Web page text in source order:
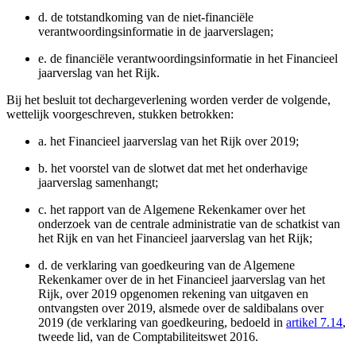
d. de totstandkoming van de niet-financiële
verantwoordingsinformatie in de jaarverslagen;
e. de financiële verantwoordingsinformatie in het Financieel
jaarverslag van het Rijk.
Bij het besluit tot dechargeverlening worden verder de volgende,
wettelijk voorgeschreven, stukken betrokken:
a. het Financieel jaarverslag van het Rijk over 2019;
b. het voorstel van de slotwet dat met het onderhavige
jaarverslag samenhangt;
c. het rapport van de Algemene Rekenkamer over het
onderzoek van de centrale administratie van de schatkist van
het Rijk en van het Financieel jaarverslag van het Rijk;
d. de verklaring van goedkeuring van de Algemene
Rekenkamer over de in het Financieel jaarverslag van het
Rijk, over 2019 opgenomen rekening van uitgaven en
ontvangsten over 2019, alsmede over de saldibalans over
2019 (de verklaring van goedkeuring, bedoeld in artikel 7.14,
tweede lid, van de Comptabiliteitswet 2016.